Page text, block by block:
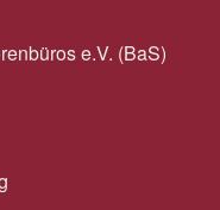
e.V. (BaS)